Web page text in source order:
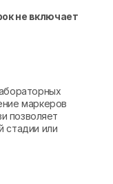
не включает
маркеров
позволяет
стадии или